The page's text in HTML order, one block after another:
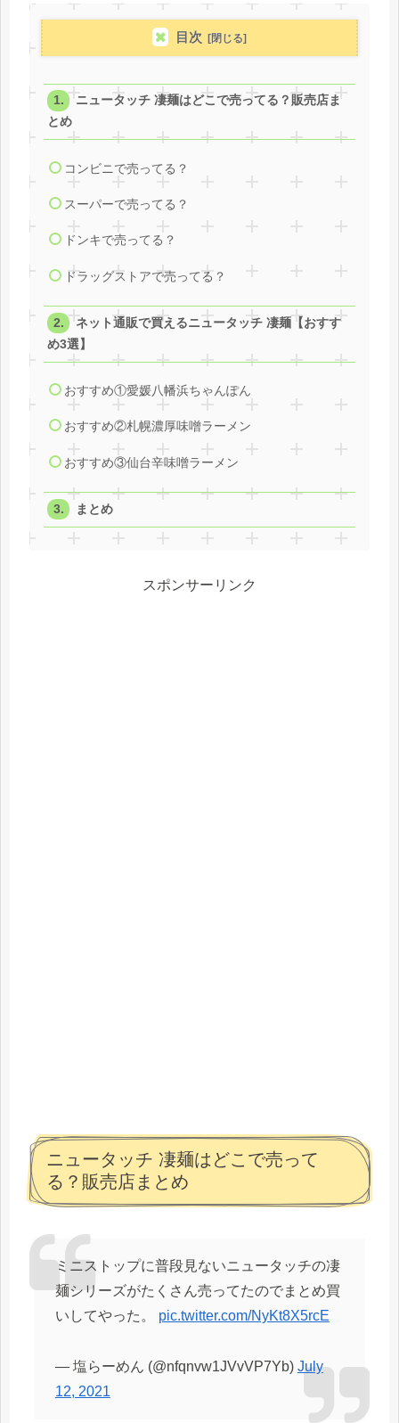
目次
ニュータッチ 凄麺はどこで売ってる？販売店ま
とめ
コンビニで売ってる？
スーパーで売ってる？
ドンキで売ってる？
ドラッグストアで売ってる？
ネット通販で買えるニュータッチ 凄麺【おすす
め3選】
おすすめ①愛媛八幡浜ちゃんぽん
おすすめ②札幌濃厚味噌ラーメン
おすすめ③仙台辛味噌ラーメン
まとめ
スポンサーリンク
ニュータッチ 凄麺はどこで売って
る？販売店まとめ
ミニストップに普段見ないニュータッチの凄
麺シリーズがたくさん売ってたのでまとめ買
いしてやった。 pic.twitter.com/NyKt8X5rcE
— 塩らーめん (@nfqnvw1JVvVP7Yb) July
12, 2021